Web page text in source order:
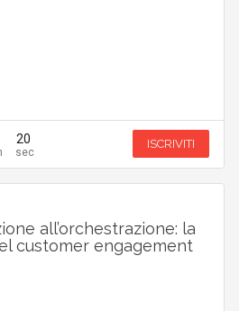
19 ISCRIVITI
all’orchestrazione: la
customer engagement